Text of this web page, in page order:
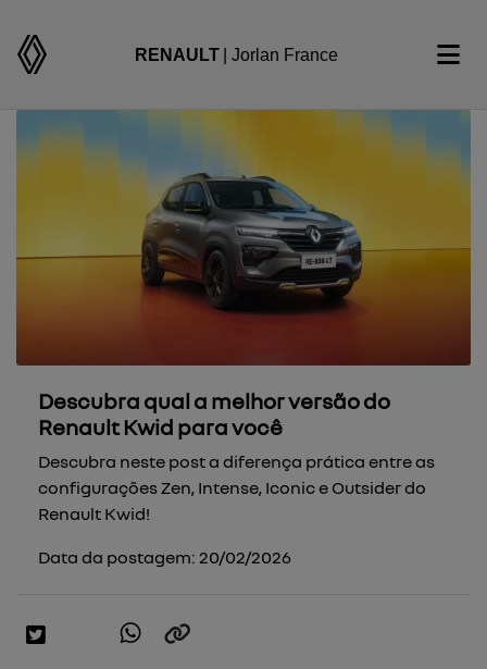
RENAULT | Jorlan France
Descubra qual a melhor versão do
Renault Kwid para você
Descubra neste post a diferença prática entre as
configurações Zen, Intense, Iconic e Outsider do
Renault Kwid!
Data da postagem: 20/02/2026